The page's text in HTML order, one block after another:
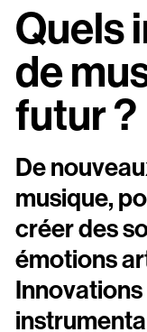
Quels
de
futur ?
De
musique,
créer des
émotions
Arts &
Infos
Accessibilité
Prévention
Association